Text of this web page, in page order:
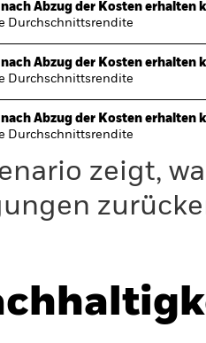
nach Abzug der Kosten erhalten
Durchschnittsrendite
nach Abzug der Kosten erhalten
Durchschnittsrendite
nach Abzug der Kosten erhalten
Durchschnittsrendite
zeigt,